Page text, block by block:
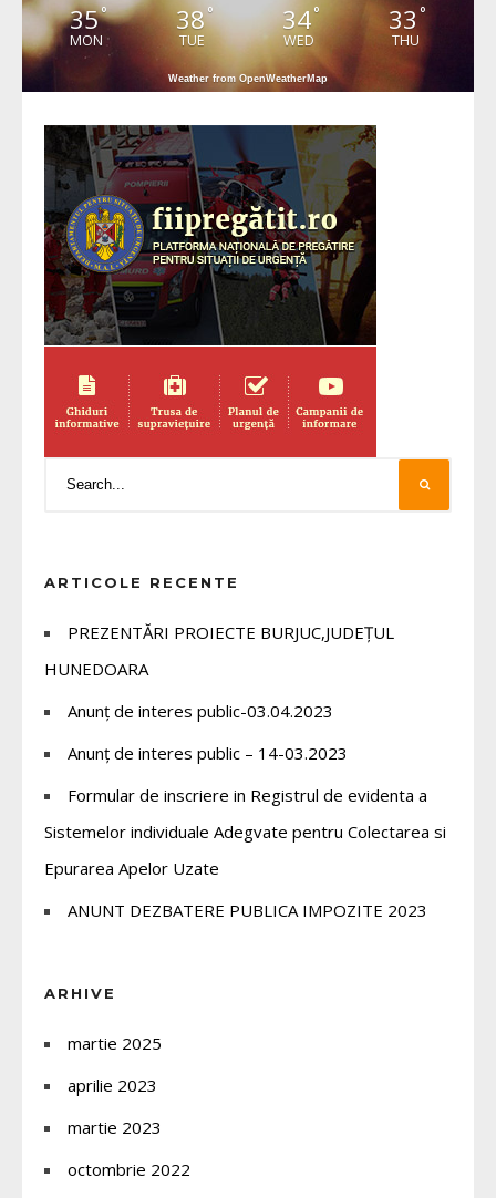
35°
MON
38°
TUE
34°
WED
33°
THU
Weather from OpenWeatherMap
ARTICOLE RECENTE
PREZENTĂRI PROIECTE BURJUC,JUDEȚUL
HUNEDOARA
Anunț de interes public-03.04.2023
Anunț de interes public – 14-03.2023
Formular de inscriere in Registrul de evidenta a
Sistemelor individuale Adegvate pentru Colectarea si
Epurarea Apelor Uzate
ANUNT DEZBATERE PUBLICA IMPOZITE 2023
ARHIVE
martie 2025
aprilie 2023
martie 2023
octombrie 2022